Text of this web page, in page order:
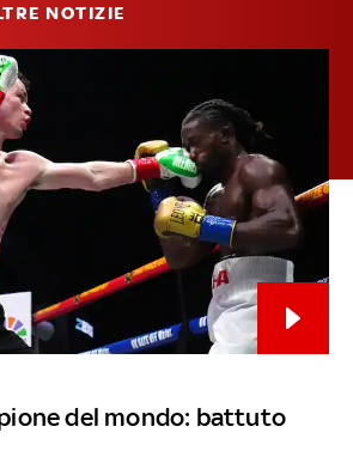
NOTIZIE
del mondo: battuto